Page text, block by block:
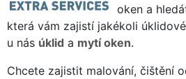
oken a
která vám zajistí jakékoli
u nás úklid a mytí oken.
Chcete zajistit malování, čištění